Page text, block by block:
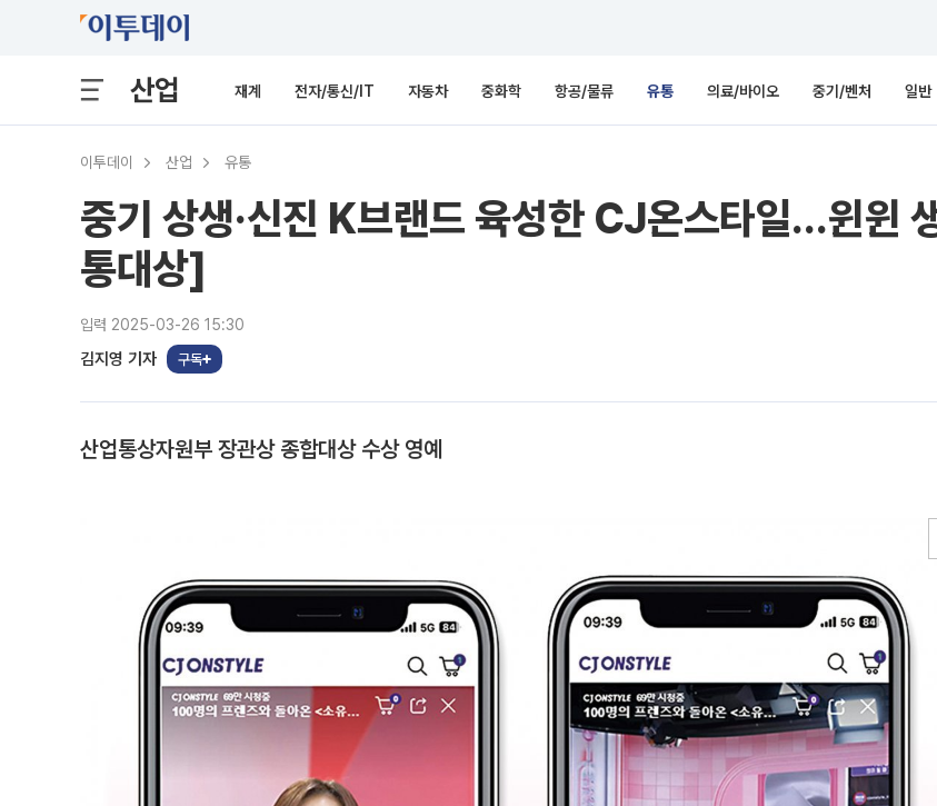
산업 재계 전자/통신/IT 자동차 중화학 항공/물류 유통 의료/바이오 중기/벤처 일반
이투데이 산업 유통
중기 상생·신진 K브랜드 육성한 CJ온스타일…윈윈
통대상]
입력 2025-03-26 15:30
김지영 기자 구독
산업통상자원부 장관상 종합대상 수상 영예